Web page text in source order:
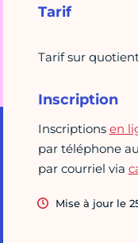
Tarif
Tarif sur
Inscription
Inscriptions en
par téléphone au
par courriel via
Mise à jour le